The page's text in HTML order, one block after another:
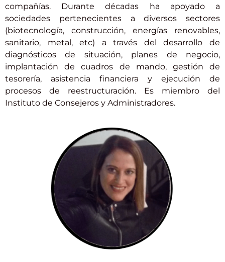
compañías. Durante décadas ha apoyado a
sociedades pertenecientes a diversos sectores
(biotecnología, construcción, energías renovables,
sanitario, metal, etc) a través del desarrollo de
diagnósticos de situación, planes de negocio,
implantación de cuadros de mando, gestión de
tesorería, asistencia financiera y ejecución de
procesos de reestructuración. Es miembro del
Instituto de Consejeros y Administradores.